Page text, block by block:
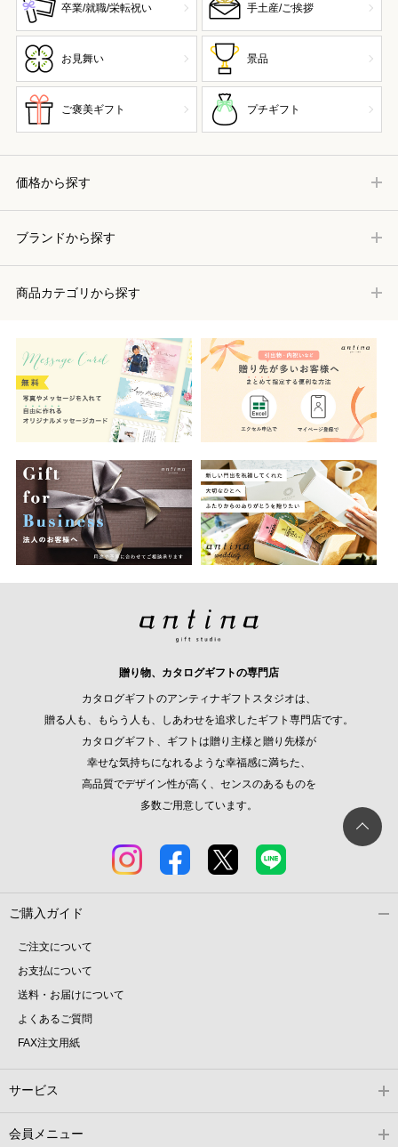
卒業/就職/栄転祝い 手土産/ご挨拶
お見舞い 景品
ご褒美ギフト プチギフト
価格から探す
ブランドから探す
商品カテゴリから探す
贈り物、カタログギフトの専門店
カタログギフトのアンティナギフトスタジオは、
贈る人も、もらう人も、しあわせを追求したギフト専門店です。
カタログギフト、ギフトは贈り主様と贈り先様が
幸せな気持ちになれるような幸福感に満ちた、
高品質でデザイン性が高く、センスのあるものを
多数ご用意しています。
ご購入ガイド
ご注文について
お支払について
送料・お届けについて
よくあるご質問
FAX注文用紙
サービス
会員メニュー